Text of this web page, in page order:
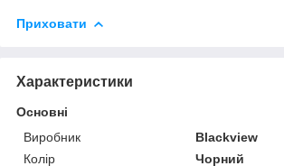
Приховати
Характеристики
Основні
Виробник
Blackview
Колір
Чорний